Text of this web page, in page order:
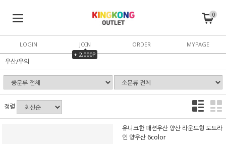
0
LOGIN
JOIN
+ 2,000P
ORDER MYPAGE
우산/우의
정렬
유니크한 패션우산 양산 라운드형 도트라
인 양우산 6color